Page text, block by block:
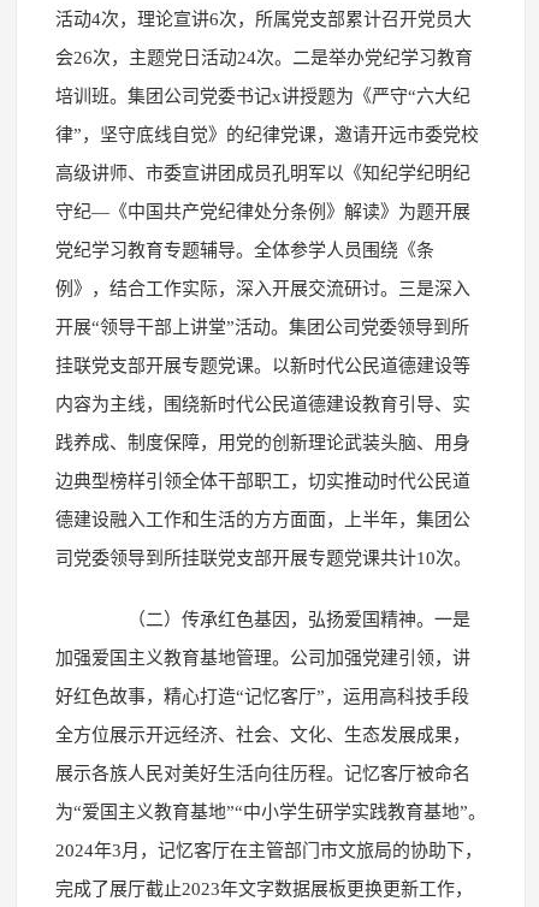
活动4次，理论宣讲6次，所属党支部累计召开党员大
会26次，主题党日活动24次。二是举办党纪学习教育
培训班。集团公司党委书记x讲授题为《严守“六大纪
律”，坚守底线自觉》的纪律党课，邀请开远市委党校
高级讲师、市委宣讲团成员孔明军以《知纪学纪明纪
守纪—《中国共产党纪律处分条例》解读》为题开展
党纪学习教育专题辅导。全体参学人员围绕《条
例》，结合工作实际，深入开展交流研讨。三是深入
开展“领导干部上讲堂”活动。集团公司党委领导到所
挂联党支部开展专题党课。以新时代公民道德建设等
内容为主线，围绕新时代公民道德建设教育引导、实
践养成、制度保障，用党的创新理论武装头脑、用身
边典型榜样引领全体干部职工，切实推动时代公民道
德建设融入工作和生活的方方面面，上半年，集团公
司党委领导到所挂联党支部开展专题党课共计10次。
（二）传承红色基因，弘扬爱国精神。一是
加强爱国主义教育基地管理。公司加强党建引领，讲
好红色故事，精心打造“记忆客厅”，运用高科技手段
全方位展示开远经济、社会、文化、生态发展成果，
展示各族人民对美好生活向往历程。记忆客厅被命名
为“爱国主义教育基地”“中小学生研学实践教育基地”。
2024年3月，记忆客厅在主管部门市文旅局的协助下，
完成了展厅截止2023年文字数据展板更换更新工作，